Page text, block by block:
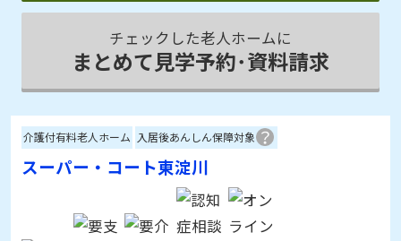
チェックした老人ホームに
まとめて見学予約･資料請求
介護付有料老人ホーム 入居後あんしん保障対象
スーパー・コート東淀川